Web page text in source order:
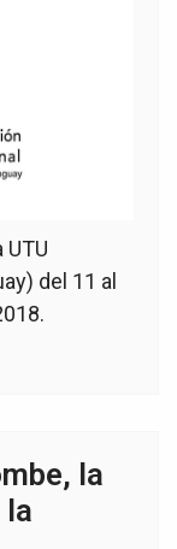
del 11 al
la
la